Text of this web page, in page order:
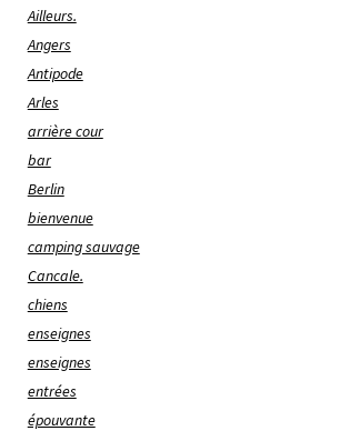
Ailleurs.
Angers
Antipode
Arles
arrière cour
bar
Berlin
bienvenue
camping sauvage
Cancale.
chiens
enseignes
enseignes
entrées
épouvante